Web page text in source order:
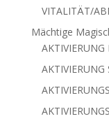
VITALITÄT/
Mächtige
AKTIVIERUNG
AKTIVIERUNG